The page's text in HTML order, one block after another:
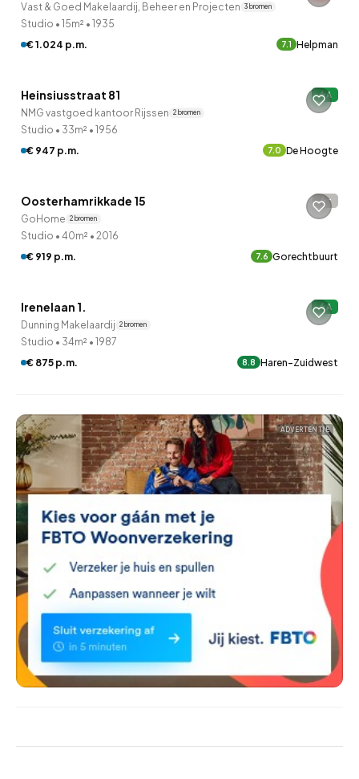
Vast & Goed Makelaardij, Beheer en Projecten 3 bronnen
Studio • 15m² • 1935
€ 1.024 p.m.
7.1 Helpman
Onder optie
QUICKLANE™
Heinsiusstraat 81 A
NMG vastgoed kantoor Rijssen 2 bronnen
Studio • 33m² • 1956
€ 947 p.m.
7.0 De Hoogte
Oosterhamrikkade 15 -
GoHome 2 bronnen
Studio • 40m² • 2016
€ 919 p.m.
7.6 Gorechtbuurt
QUICKLANE™
Irenelaan 1. A
Dunning Makelaardij 2 bronnen
Studio • 34m² • 1987
€ 875 p.m.
8.8 Haren-Zuidwest
ADVERTENTIE